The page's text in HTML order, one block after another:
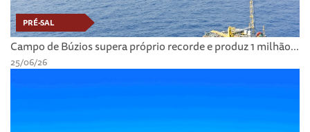
PRÉ-SAL
Campo de Búzios supera próprio recorde e produz 1 milhão...
25/06/26